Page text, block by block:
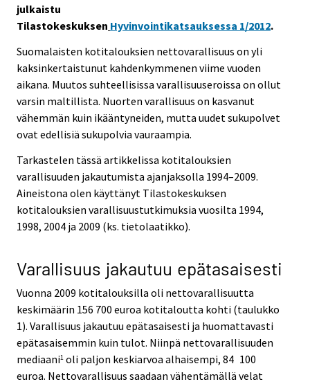
julkaistu
Tilastokeskuksen Hyvinvointikatsauksessa 1/2012.
Suomalaisten kotitalouksien nettovarallisuus on yli
kaksinkertaistunut kahdenkymmenen viime vuoden
aikana. Muutos suhteellisissa varallisuuseroissa on ollut
varsin maltillista. Nuorten varallisuus on kasvanut
vähemmän kuin ikääntyneiden, mutta uudet sukupolvet
ovat edellisiä sukupolvia vauraampia.
Tarkastelen tässä artikkelissa kotitalouksien
varallisuuden jakautumista ajanjaksolla 1994–2009.
Aineistona olen käyttänyt Tilastokeskuksen
kotitalouksien varallisuustutkimuksia vuosilta 1994,
1998, 2004 ja 2009 (ks. tietolaatikko).
Varallisuus jakautuu epätasaisesti
Vuonna 2009 kotitalouksilla oli nettovarallisuutta
keskimäärin 156 700 euroa kotitaloutta kohti (taulukko
1). Varallisuus jakautuu epätasaisesti ja huomattavasti
epätasaisemmin kuin tulot. Niinpä nettovarallisuuden
mediaani1 oli paljon keskiarvoa alhaisempi, 84 100
euroa. Nettovarallisuus saadaan vähentämällä velat